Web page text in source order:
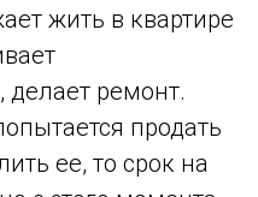
жить в квартире
ремонт.
продать
ее, то срок на